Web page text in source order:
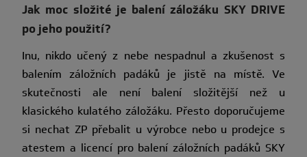
Jak moc složité je balení záložáku SKY DRIVE
po jeho použití?
Inu, nikdo učený z nebe nespadnul a zkušenost s
balením záložních padáků je jistě na místě. Ve
skutečnosti ale není balení složitější než u
klasického kulatého záložáku. Přesto doporučujeme
si nechat ZP přebalit u výrobce nebo u prodejce s
atestem a licencí pro balení záložních padáků SKY